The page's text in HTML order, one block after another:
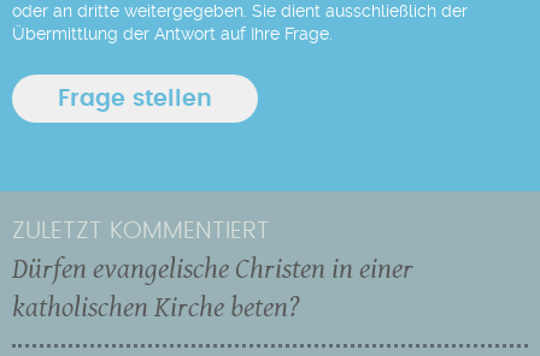
oder an dritte weitergegeben. Sie dient ausschließlich der
Übermittlung der Antwort auf Ihre Frage.
ZULETZT KOMMENTIERT
Dürfen evangelische Christen in einer
katholischen Kirche beten?